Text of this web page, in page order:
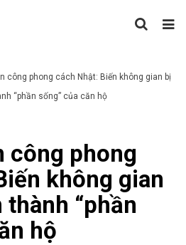
công phong cách Nhật: Biến không gian bị
“phần sống” của căn hộ
công phong
không gian
“phần
hộ